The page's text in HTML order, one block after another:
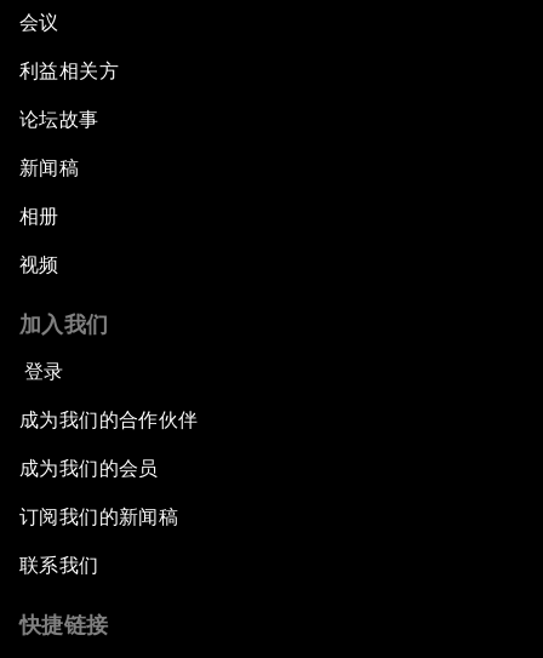
会议
利益相关方
论坛故事
新闻稿
相册
视频
加入我们
登录
成为我们的合作伙伴
成为我们的会员
订阅我们的新闻稿
联系我们
快捷链接